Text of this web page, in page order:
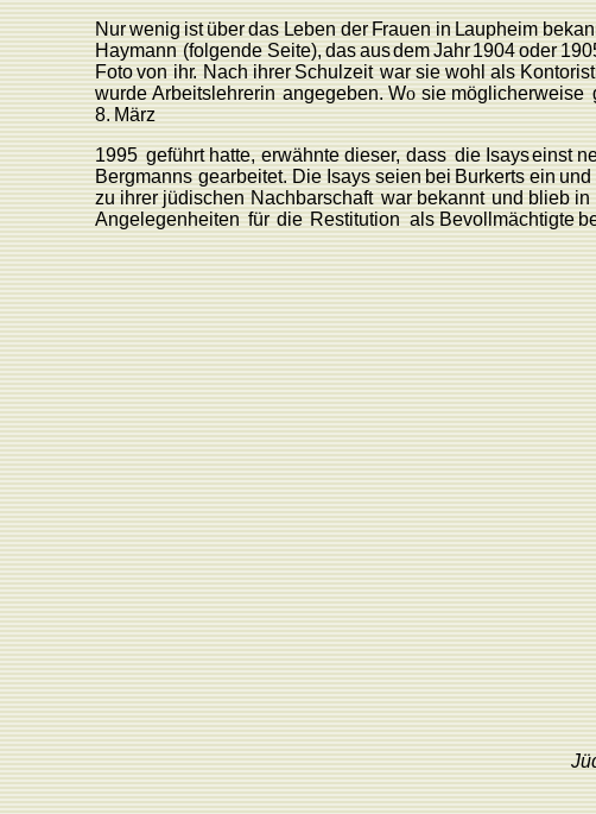
Nurwenigistüberdas LebenderFraueninLaupheim
Haymann (folgende Seite),dasausdemJahr1904oder
Foto von ihr. Nach ihrer Schulzeit war sie wohl als K
wurde Arbeitslehrerin angegeben. Wo sie möglicherweise
8.März
1995 geführt hatte, erwähnte dieser, dass die Isayseinst
Bergmanns gearbeitet. DieIsays seienbeiBurkertseinund
zu ihrerjüdischen Nachbarschaft warbekannt und blieb in
Angelegenheiten für die Restitution alsBevollmächtigte